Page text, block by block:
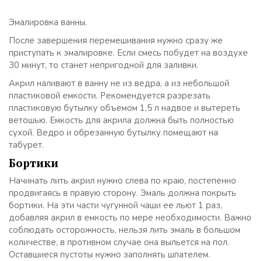
Эмалировка ванны.
После завершения перемешивания нужно сразу же
приступать к эмалировке. Если смесь побудет на воздухе
30 минут, то станет непригодной для заливки.
Акрил наливают в ванну не из ведра, а из небольшой
пластиковой емкости. Рекомендуется разрезать
пластиковую бутылку объемом 1,5 л надвое и вытереть
ветошью. Емкость для акрила должна быть полностью
сухой. Ведро и обрезанную бутылку помещают на
табурет.
Бортики
Начинать лить акрил нужно слева по краю, постепенно
продвигаясь в правую сторону. Эмаль должна покрыть
бортики. На эти части чугунной чаши ее льют 1 раз,
добавляя акрил в емкость по мере необходимости. Важно
соблюдать осторожность, нельзя лить эмаль в большом
количестве, в противном случае она выльется на пол.
Оставшиеся пустоты нужно заполнять шпателем.